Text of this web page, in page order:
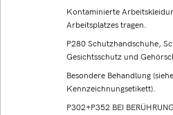
Kontaminierte
Arbeitsplatzes tragen.
P280 Schutzhandschuhe,
Gesichtsschutz und
Besondere Behandlung
Kennzeichnungsetikett).
P302+P352 BEI